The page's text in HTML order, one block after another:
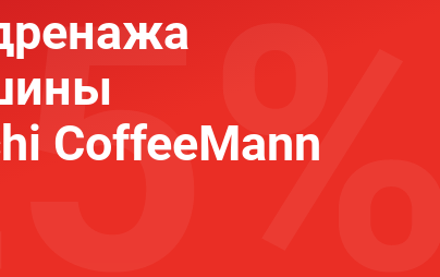
CoffeeMann